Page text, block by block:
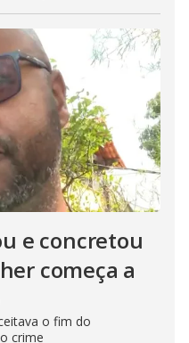
e concretou
começa a
o fim do
crime